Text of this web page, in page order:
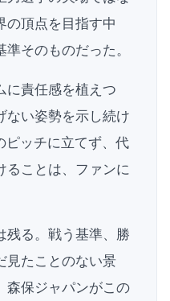
の頂点を目指す中
そのものだった。
に責任感を植えつ
ない姿勢を示し続け
ピッチに立てず、代
ることは、ファンに
残る。戦う基準、勝
見たことのない景
森保ジャパンがこの